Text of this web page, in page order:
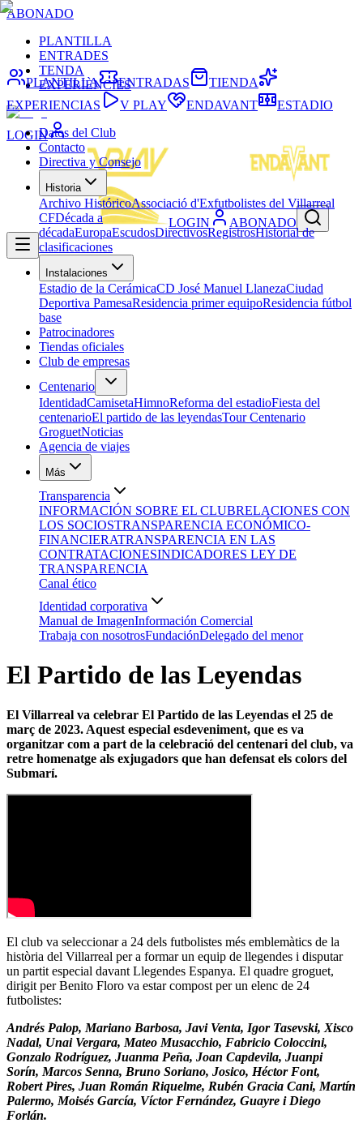
ABONADO
PLANTILLA
ENTRADES
TENDA
EXPERIÈNCIES
LOGIN
LOGIN ABONADO
PLANTILLA ENTRADAS
TIENDA
EXPERIENCIAS
V PLAY ENDAVANT
ESTADIO
Datos del Club
Contacto
Directiva y Consejo
Historia
Archivo HistóricoAssociació d'Exfutbolistes del Villarreal
CFDécada a
décadaEuropaEscudosDirectivosRegistrosHistorial de
clasificaciones
Instalaciones
Estadio de la CerámicaCD José Manuel LlanezaCiudad
Deportiva PamesaResidencia primer equipoResidencia fútbol
base
Patrocinadores
Tiendas oficiales
Club de empresas
Centenario
IdentidadCamisetaHimnoReforma del estadioFiesta del
centenarioEl partido de las leyendasTour Centenario
GroguetNoticias
Agencia de viajes
Más
Transparencia
INFORMACIÓN SOBRE EL CLUBRELACIONES CON
LOS SOCIOSTRANSPARENCIA ECONÓMICO-
FINANCIERATRANSPARENCIA EN LAS
CONTRATACIONESINDICADORES LEY DE
TRANSPARENCIA
Canal ético
Identidad corporativa
Manual de ImagenInformación Comercial
Trabaja con nosotrosFundaciónDelegado del menor
El Partido de las Leyendas
El Villarreal va celebrar El Partido de las Leyendas el 25 de
març de 2023. Aquest especial esdeveniment, que es va
organitzar com a part de la celebració del centenari del club, va
retre homenatge als exjugadors que han defensat els colors del
Submarí.
El club va seleccionar a 24 dels futbolistes més emblemàtics de la
història del Villarreal per a formar un equip de llegendes i disputar
un partit especial davant Llegendes Espanya. El quadre groguet,
dirigit per Benito Floro va estar compost per un elenc de 24
futbolistes:
Andrés Palop, Mariano Barbosa, Javi Venta, Igor Tasevski, Xisco
Nadal, Unai Vergara, Mateo Musacchio, Fabricio Coloccini,
Gonzalo Rodríguez, Juanma Peña, Joan Capdevila, Juanpi
Sorín, Marcos Senna, Bruno Soriano, Josico, Héctor Font,
Robert Pires, Juan Román Riquelme, Rubén Gracia Cani, Martín
Palermo, Moisés García, Víctor Fernández, Guayre i Diego
Forlán.